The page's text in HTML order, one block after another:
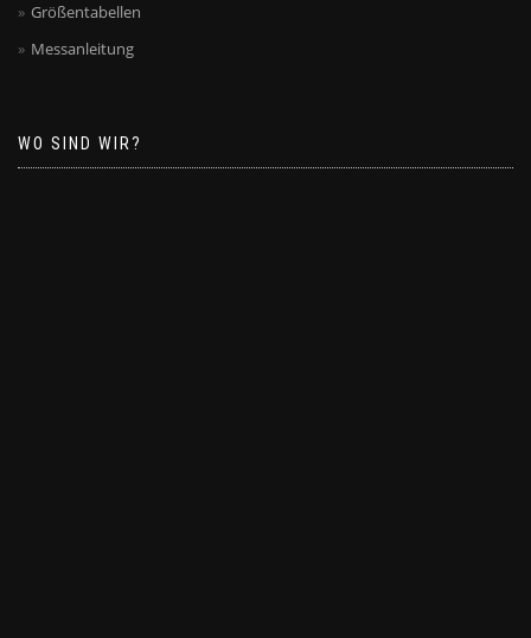
Größentabellen
Messanleitung
WO SIND WIR?